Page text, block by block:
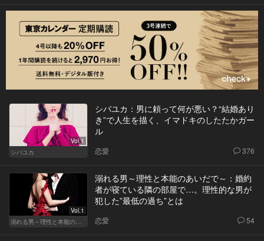
Vol.1
シバユカ
シバユカ：男に頼って何が悪い？“結婚あり
き”で人生を描く、イマドキのしたたかガー
ル
恋愛 376
Vol.1
溺れる男～理性と本能のあいだで～
溺れる男～理性と本能のあいだで～：婚約
者が寝ている隣の部屋で…。理性的な男が
犯した”最低の過ち”とは
恋愛 54